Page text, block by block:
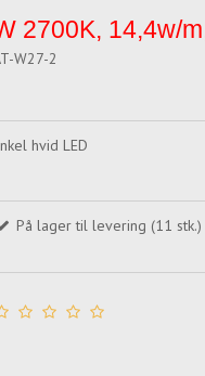
2700K, 14,4w/
W27-2
hvid LED
På lager til levering (11 stk.)